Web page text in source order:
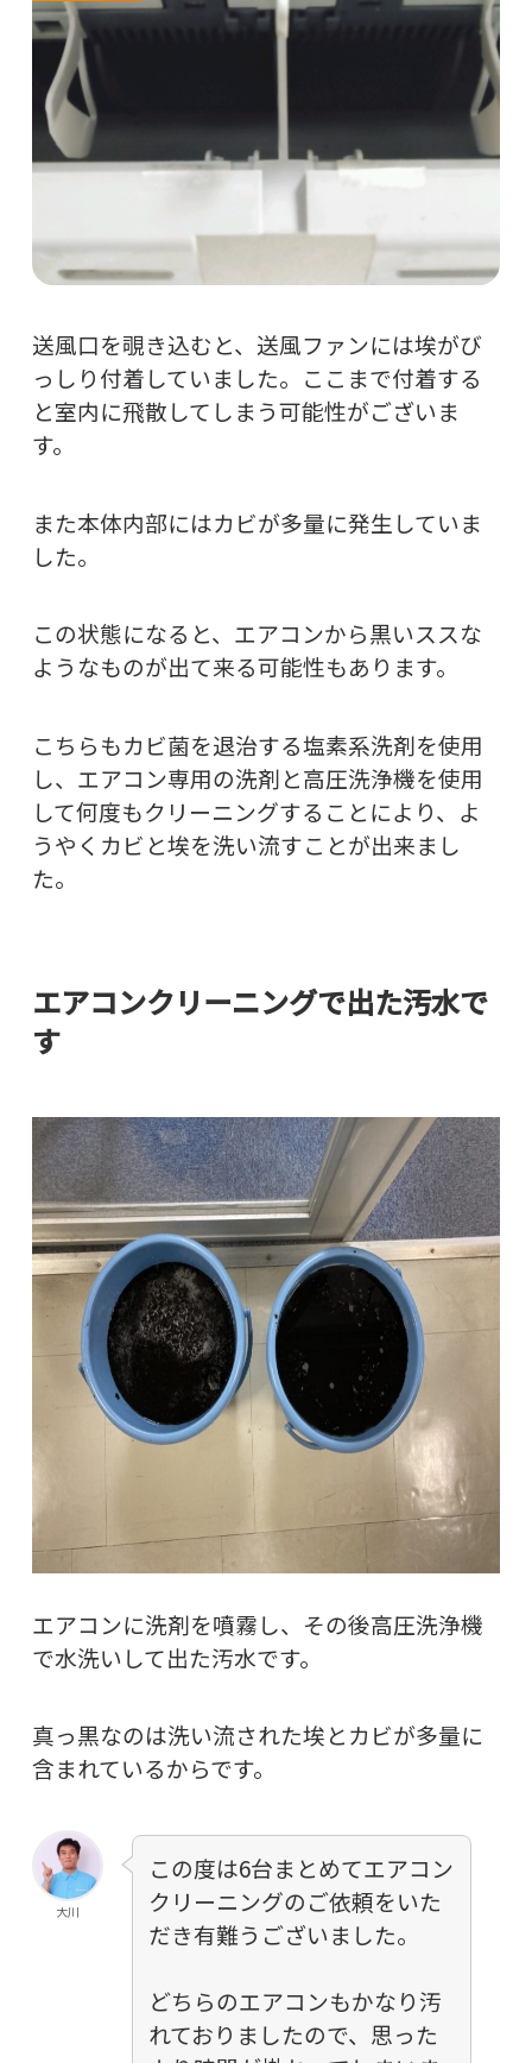
送風口を覗き込むと、送風ファンには埃がび
っしり付着していました。ここまで付着する
と室内に飛散してしまう可能性がございま
す。
また本体内部にはカビが多量に発生していま
した。
この状態になると、エアコンから黒いススな
ようなものが出て来る可能性もあります。
こちらもカビ菌を退治する塩素系洗剤を使用
し、エアコン専用の洗剤と高圧洗浄機を使用
して何度もクリーニングすることにより、よ
うやくカビと埃を洗い流すことが出来まし
た。
エアコンクリーニングで出た汚水で
す
エアコンに洗剤を噴霧し、その後高圧洗浄機
で水洗いして出た汚水です。
真っ黒なのは洗い流された埃とカビが多量に
含まれているからです。
大川
この度は6台まとめてエアコン
クリーニングのご依頼をいた
だき有難うございました。
どちらのエアコンもかなり汚
れておりましたので、思った